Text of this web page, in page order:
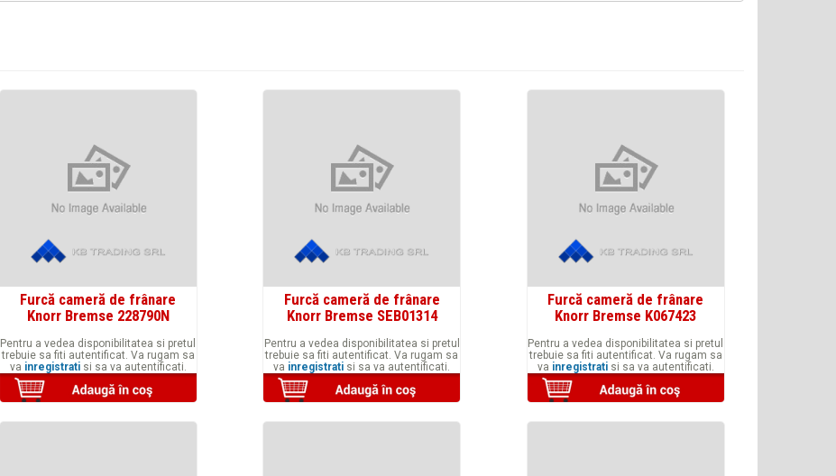
Furcă cameră de frânare
Knorr Bremse 228790N
Pentru a vedea disponibilitatea si pretul
trebuie sa fiti autentificat. Va rugam sa
va inregistratisi sa va autentificati.
Furcă cameră de frânare
Knorr Bremse SEB01314
Pentru a vedea disponibilitatea si pretul
trebuie sa fiti autentificat. Va rugam sa
va inregistrati si sa va autentificati.
Furcă cameră de frânare
Knorr Bremse K067423
Pentru a vedea disponibilitatea si pretul
trebuie sa fiti autentificat. Va rugam sa
va inregistratisi sa va autentificati.